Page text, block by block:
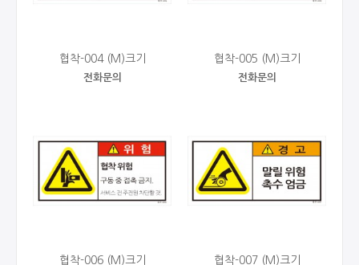
협착-004 (M)크기
전화문의
협착-005 (M)크기
전화문의
협착-006 (M)크기 협착-007 (M)크기